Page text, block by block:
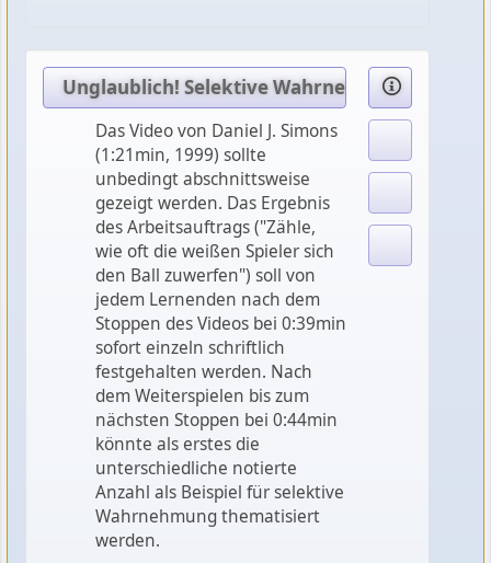
Unglaublich! Selektive Wahrnehmung testen
Das Video von Daniel J. Simons
(1:21min, 1999) sollte
unbedingt abschnittsweise
gezeigt werden. Das Ergebnis
des Arbeitsauftrags ("Zähle,
wie oft die weißen Spieler sich
den Ball zuwerfen") soll von
jedem Lernenden nach dem
Stoppen des Videos bei 0:39min
sofort einzeln schriftlich
festgehalten werden. Nach
dem Weiterspielen bis zum
nächsten Stoppen bei 0:44min
könnte als erstes die
unterschiedliche notierte
Anzahl als Beispiel für selektive
Wahrnehmung thematisiert
werden.